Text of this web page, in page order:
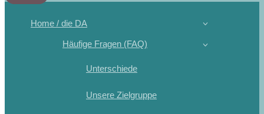
Home / die DA
Häufige Fragen (FAQ)
Unterschiede
Unsere Zielgruppe